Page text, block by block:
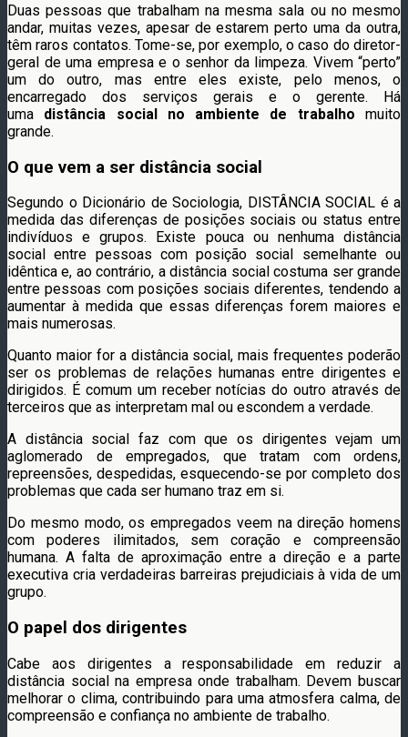
Duas pessoas que trabalham na mesma sala ou no mesmo
andar, muitas vezes, apesar de estarem perto uma da outra,
têm raros contatos. Tome-se, por exemplo, o caso do diretor-
geral de uma empresa e o senhor da limpeza. Vivem “perto”
um do outro, mas entre eles existe, pelo menos, o
encarregado dos serviços gerais e o gerente. Há
uma distância social no ambiente de trabalho muito
grande.
O que vem a ser distância social
Segundo o Dicionário de Sociologia, DISTÂNCIA SOCIAL é a
medida das diferenças de posições sociais ou status entre
indivíduos e grupos. Existe pouca ou nenhuma distância
social entre pessoas com posição social semelhante ou
idêntica e, ao contrário, a distância social costuma ser grande
entre pessoas com posições sociais diferentes, tendendo a
aumentar à medida que essas diferenças forem maiores e
mais numerosas.
Quanto maior for a distância social, mais frequentes poderão
ser os problemas de relações humanas entre dirigentes e
dirigidos. É comum um receber notícias do outro através de
terceiros que as interpretam mal ou escondem a verdade.
A distância social faz com que os dirigentes vejam um
aglomerado de empregados, que tratam com ordens,
repreensões, despedidas, esquecendo-se por completo dos
problemas que cada ser humano traz em si.
Do mesmo modo, os empregados veem na direção homens
com poderes ilimitados, sem coração e compreensão
humana. A falta de aproximação entre a direção e a parte
executiva cria verdadeiras barreiras prejudiciais à vida de um
grupo.
O papel dos dirigentes
Cabe aos dirigentes a responsabilidade em reduzir a
distância social na empresa onde trabalham. Devem buscar
melhorar o clima, contribuindo para uma atmosfera calma, de
compreensão e confiança no ambiente de trabalho.